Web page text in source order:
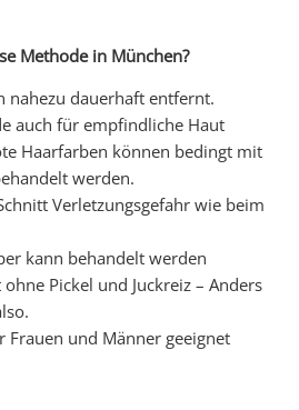
Methode in München?
nahezu dauerhaft entfernt.
auch für empfindliche Haut
Haarfarben können bedingt mit
werden.
Verletzungsgefahr wie beim
kann behandelt werden
Pickel und Juckreiz – Anders
Frauen und Männer geeignet